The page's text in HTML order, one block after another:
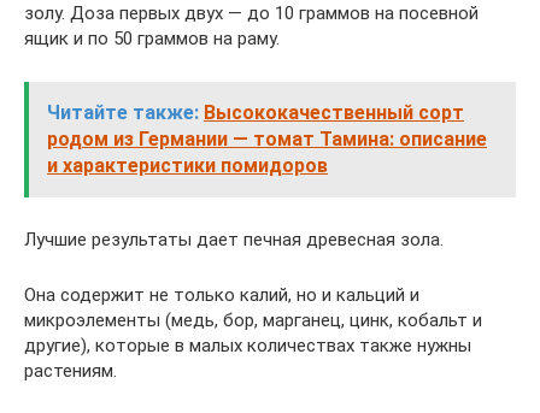
золу. Доза первых двух — до 10 граммов на посевной
ящик и по 50 граммов на раму.
Читайте также: Высококачественный сорт
родом из Германии — томат Тамина: описание
и характеристики помидоров
Лучшие результаты дает печная древесная зола.
Она содержит не только калий, но и кальций и
микроэлементы (медь, бор, марганец, цинк, кобальт и
другие), которые в малых количествах также нужны
растениям.